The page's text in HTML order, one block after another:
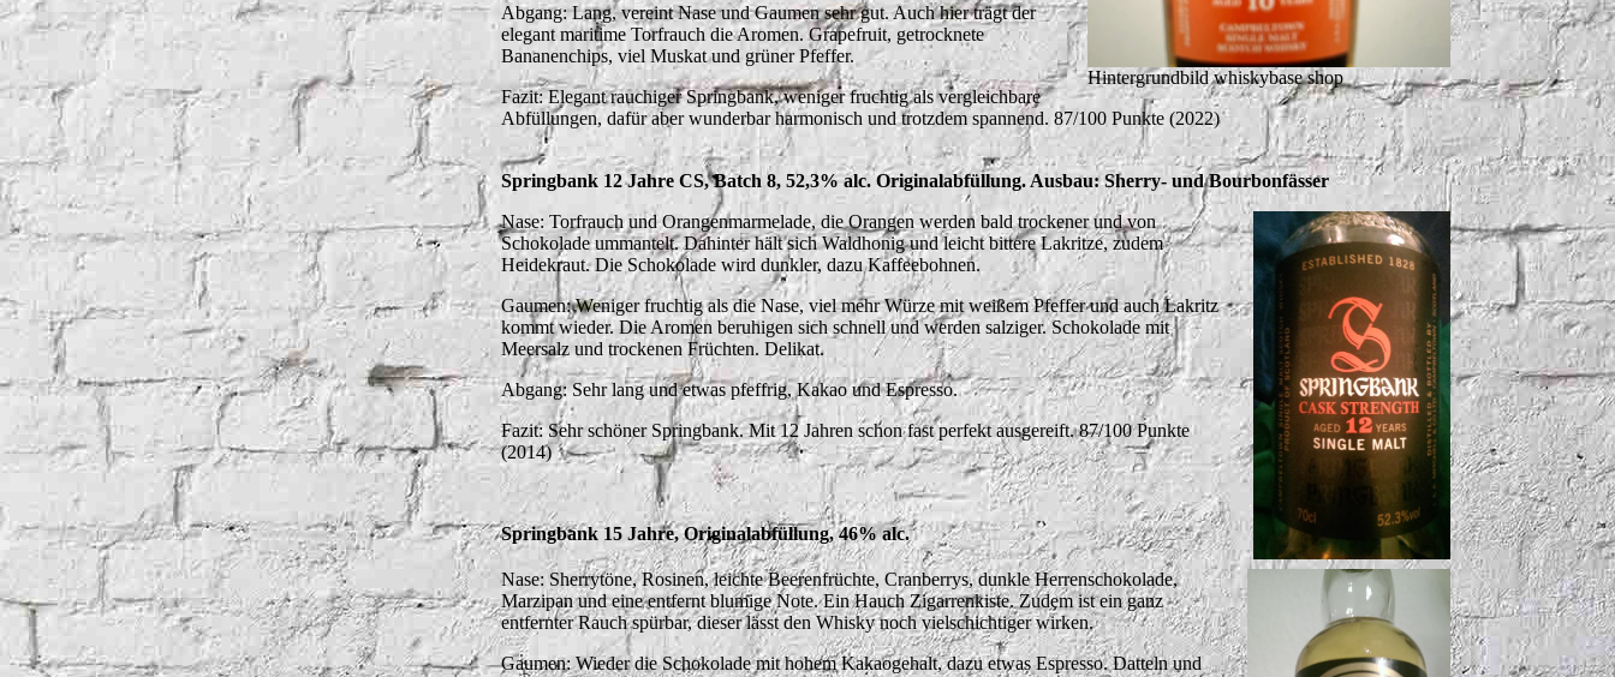
Hintergrundbild whiskybase shop
Abgang: Lang, vereint Nase und Gaumen sehr gut. Auch hier trägt der
elegant maritime Torfrauch die Aromen. Grapefruit, getrocknete
Bananenchips, viel Muskat und grüner Pfeffer.
Fazit: Elegant rauchiger Springbank, weniger fruchtig als vergleichbare
Abfüllungen, dafür aber wunderbar harmonisch und trotzdem spannend. 87/100 Punkte (2022)
Springbank 12 Jahre CS, Batch 8, 52,3% alc. Originalabfüllung. Ausbau: Sherry- und Bourbonfässer
Nase: Torfrauch und Orangenmarmelade, die Orangen werden bald trockener und von
Schokolade ummantelt. Dahinter hält sich Waldhonig und leicht bittere Lakritze, zudem
Heidekraut. Die Schokolade wird dunkler, dazu Kaffeebohnen.
Gaumen: Weniger fruchtig als die Nase, viel mehr Würze mit weißem Pfeffer und auch Lakritz
kommt wieder. Die Aromen beruhigen sich schnell und werden salziger. Schokolade mit
Meersalz und trockenen Früchten. Delikat.
Abgang: Sehr lang und etwas pfeffrig, Kakao und Espresso.
Fazit: Sehr schöner Springbank. Mit 12 Jahren schon fast perfekt ausgereift. 87/100 Punkte
(2014)
Springbank 15 Jahre, Originalabfüllung, 46% alc.
Nase: Sherrytöne, Rosinen, leichte Beerenfrüchte, Cranberrys, dunkle Herrenschokolade,
Marzipan und eine entfernt blumige Note. Ein Hauch Zigarrenkiste. Zudem ist ein ganz
entfernter Rauch spürbar, dieser lässt den Whisky noch vielschichtiger wirken.
Gaumen: Wieder die Schokolade mit hohem Kakaogehalt, dazu etwas Espresso. Datteln und